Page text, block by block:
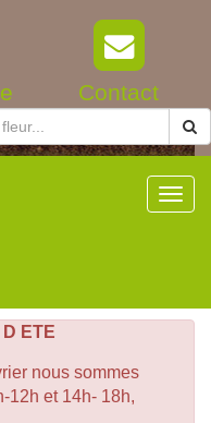
Contact
ETE
nous sommes
12h et 14h- 18h,